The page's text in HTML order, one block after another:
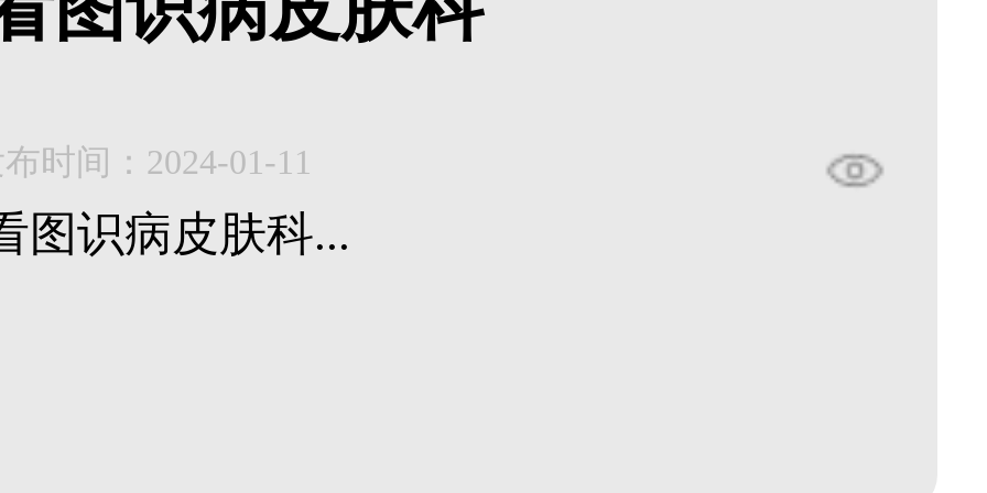
时间：2024-01-11
图识病皮肤科...